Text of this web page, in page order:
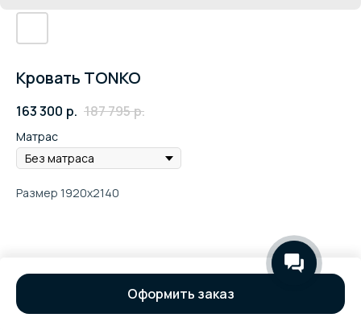
Кровать TONKO
163 300 р. 187 795р.
Матрас
Оформить заказ
Размер 1920х2140